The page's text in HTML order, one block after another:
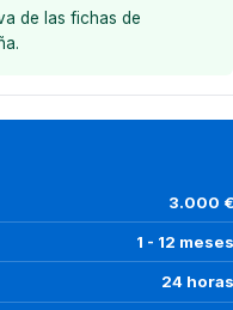
de las fichas de
3.000 €
1 - 12 meses
24 horas